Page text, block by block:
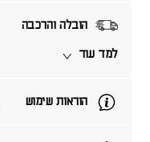
הוראות שימוש
הובלה והרכבה
למד עוד